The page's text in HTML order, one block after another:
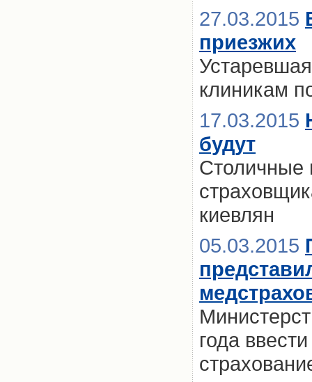
27.03.2015
приезжих
клиникам
17.03.2015
будут
Столичные
киевлян
05.03.2015
года